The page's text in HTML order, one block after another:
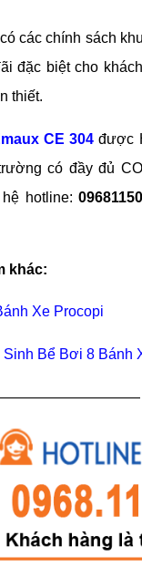
các chính sách
đặc biệt cho
thiết.
CE 304 được
có đầy đủ
hotline:
khác:
Xe Procopi
Sinh Bể Bơi 8 Bánh